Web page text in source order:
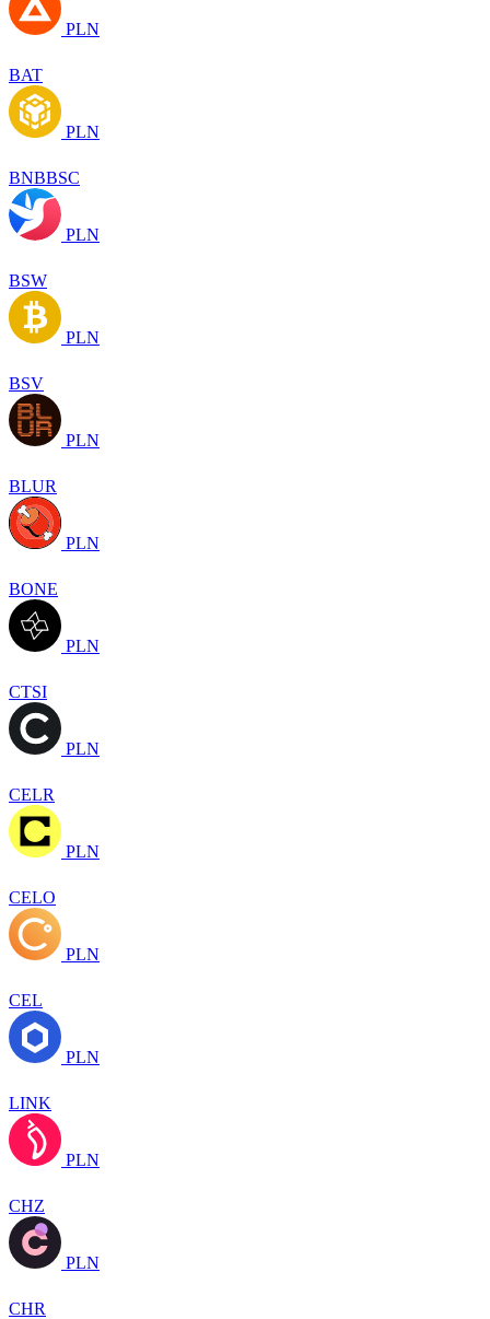
PLN
BAT
PLN
BNBBSC
PLN
BSW
PLN
BSV
PLN
BLUR
PLN
BONE
PLN
CTSI
PLN
CELR
PLN
CELO
PLN
CEL
PLN
LINK
PLN
CHZ
PLN
CHR